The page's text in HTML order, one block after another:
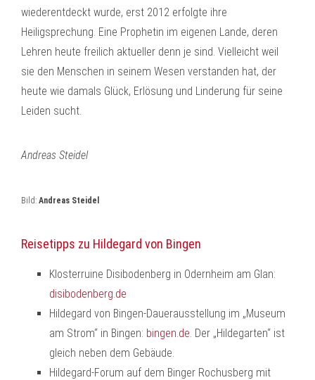
wiederentdeckt wurde, erst 2012 erfolgte ihre
Heiligsprechung. Eine Prophetin im eigenen Lande, deren
Lehren heute freilich aktueller denn je sind. Vielleicht weil
sie den Menschen in seinem Wesen verstanden hat, der
heute wie damals Glück, Erlösung und Linderung für seine
Leiden sucht.
Andreas Steidel
Bild: Andreas Steidel
Reisetipps zu Hildegard von Bingen
Klosterruine Disibodenberg in Odernheim am Glan:
disibodenberg.de
Hildegard von Bingen-Dauerausstellung im „Museum
am Strom“ in Bingen: bingen.de . Der „Hildegarten“ ist
gleich neben dem Gebäude.
Hildegard-Forum auf dem Binger Rochusberg mit